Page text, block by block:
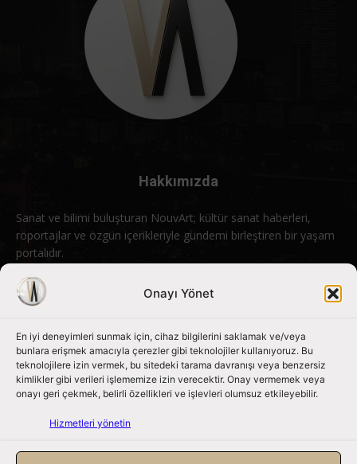
Onayı Yönet
En iyi deneyimleri sunmak için, cihaz bilgilerini saklamak ve/veya
bunlara erişmek amacıyla çerezler gibi teknolojiler kullanıyoruz. Bu
teknolojilere izin vermek, bu sitedeki tarama davranışı veya benzersiz
kimlikler gibi verileri işlememize izin verecektir. Onay vermemek veya
onayı geri çekmek, belirli özellikleri ve işlevleri olumsuz etkileyebilir.
Hizmetleri yönetin
Hakkımızda
Sanat ve bilimi buluşturan NouvArt; kültür sanat haberleri,
röportajlar ve özgün içerikleriyle gündemi birleştiren bir yaşam
portalıdır.
Bizimle iletişime geçin: info@nouvart.net
Bizi Takip Edin